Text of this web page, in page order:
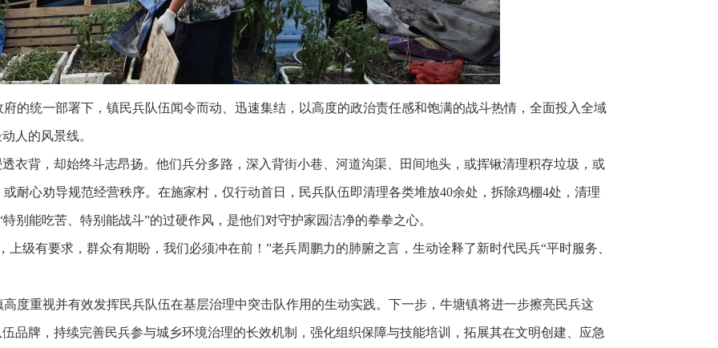
的统一部署下，镇民兵队伍闻令而动、迅速集结，以高度的政治责任感和饱满的战斗热情，全面投入全域
人的风景线。
衣背，却始终斗志昂扬。他们兵分多路，深入背街小巷、河道沟渠、田间地头，或挥锹清理积存垃圾，或
耐心劝导规范经营秩序。在施家村，仅行动首日，民兵队伍即清理各类堆放40余处，拆除鸡棚4处，清理
别能吃苦、特别能战斗”的过硬作风，是他们对守护家园洁净的拳拳之心。
上级有要求，群众有期盼，我们必须冲在前！”老兵周鹏力的肺腑之言，生动诠释了新时代民兵“平时服务、
度重视并有效发挥民兵队伍在基层治理中突击队作用的生动实践。下一步，牛塘镇将进一步擦亮民兵这
品牌，持续完善民兵参与城乡环境治理的长效机制，强化组织保障与技能培训，拓展其在文明创建、应急